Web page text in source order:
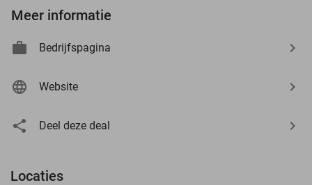
Meer informatie
Bedrijfspagina
Website
Deel deze deal
Locaties